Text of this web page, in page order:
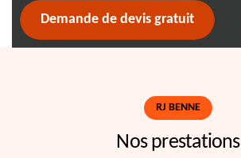
Demande de devis gratuit
RJ BENNE
Nos prestations